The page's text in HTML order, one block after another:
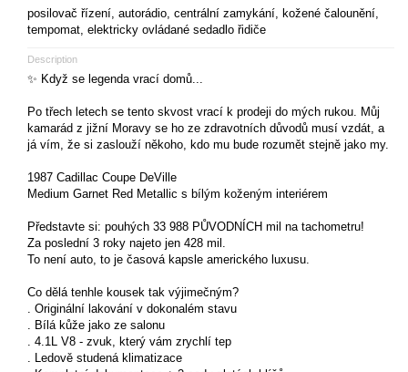
posilovač řízení, autorádio, centrální zamykání, kožené čalounění,
tempomat, elektricky ovládané sedadlo řidiče
Description
✨ Když se legenda vrací domů...
Po třech letech se tento skvost vrací k prodeji do mých rukou. Můj
kamarád z jižní Moravy se ho ze zdravotních důvodů musí vzdát, a
já vím, že si zaslouží někoho, kdo mu bude rozumět stejně jako my.
1987 Cadillac Coupe DeVille
Medium Garnet Red Metallic s bílým koženým interiérem
Představte si: pouhých 33 988 PŮVODNÍCH mil na tachometru!
Za poslední 3 roky najeto jen 428 mil.
To není auto, to je časová kapsle amerického luxusu.
Co dělá tenhle kousek tak výjimečným?
. Originální lakování v dokonalém stavu
. Bílá kůže jako ze salonu
. 4.1L V8 - zvuk, který vám zrychlí tep
. Ledově studená klimatizace